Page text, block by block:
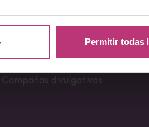
Permitir todas
Apariciones en medios
Campañas divulgativas